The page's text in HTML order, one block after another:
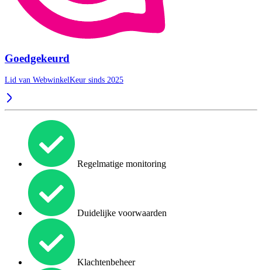
Goedgekeurd
Lid van WebwinkelKeur sinds 2025
Regelmatige monitoring
Duidelijke voorwaarden
Klachtenbeheer